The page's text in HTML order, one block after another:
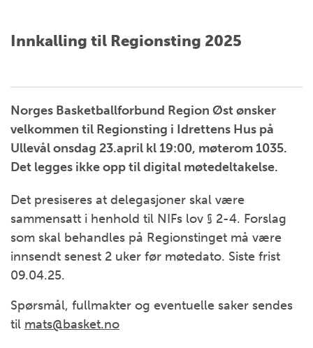
Innkalling til Regionsting 2025
Norges Basketballforbund Region Øst ønsker
velkommen til Regionsting i Idrettens Hus på
Ullevål onsdag 23.april kl 19:00, møterom 1035.
Det legges ikke opp til digital møtedeltakelse.
Det presiseres at delegasjoner skal være
sammensatt i henhold til NIFs lov § 2-4. Forslag
som skal behandles på Regionstinget må være
innsendt senest 2 uker før møtedato. Siste frist
09.04.25.
Spørsmål, fullmakter og eventuelle saker sendes
til mats@basket.no